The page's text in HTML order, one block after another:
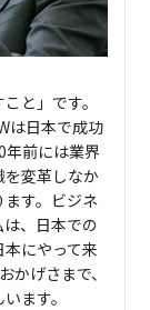
と」です。
は日本で成功
年前には業界
変革しなか
す。ビジネ
、日本での
にやって来
かげさまで、
ます。